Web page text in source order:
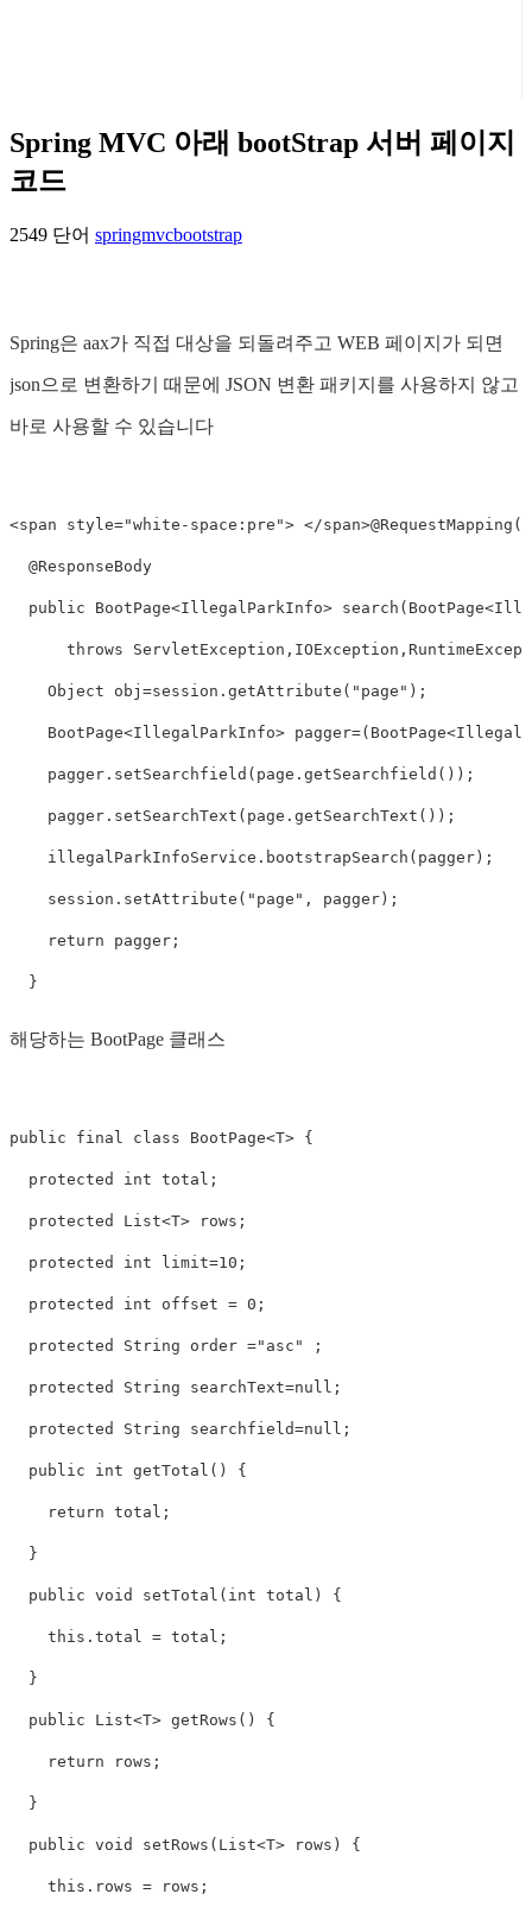
Spring MVC 아래 bootStrap 서버 페이지
코드
2549 단어 springmvcbootstrap
Spring은 aax가 직접 대상을 되돌려주고 WEB 페이지가 되면
json으로 변환하기 때문에 JSON 변환 패키지를 사용하지 않고
바로 사용할 수 있습니다
<span style="white-space:pre"> </
  @ResponseBody
public BootPage<IllegalParkInfo>
throws
    Object obj=session.getAttribute("page");
BootPage<IllegalParkInfo>
    pagger.setSearchfield(page.getSearchfield());
    pagger.setSearchText(page.getSearchText());
    illegalParkInfoService.bootstrapSearch(pagger);
    session.setAttribute("page", pagger);
    return pagger;
  }
해당하는 BootPage 클래스
public final class BootPage<T> {
  protected int total;
  protected List<T> rows;
  protected int limit=10;
  protected int offset = 0;
  protected String order ="asc" ;
  protected String searchText=null;
  protected String searchfield=null;
  public int getTotal() {
    return total;
  }
  public void setTotal(int total) {
    this.total = total;
  }
  public List<T> getRows() {
    return rows;
  }
  public void setRows(List<T> rows) {
    this.rows = rows;